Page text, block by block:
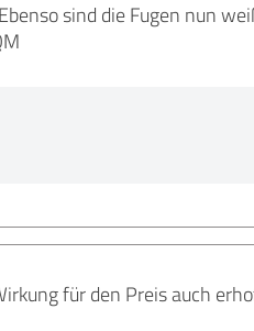
sind die Fugen nun
für den Preis auch